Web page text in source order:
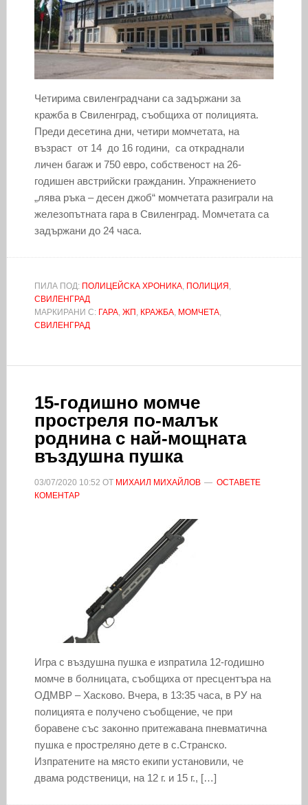
Четирима свиленградчани са задържани за
кражба в Свиленград, съобщиха от полицията.
Преди десетина дни, четири момчетата, на
възраст от 14 до 16 години, са откраднали
личен багаж и 750 евро, собственост на 26-
годишен австрийски гражданин. Упражнението
„лява ръка – десен джоб“ момчетата разиграли на
железопътната гара в Свиленград. Момчетата са
задържани до 24 часа.
ПИЛА ПОД: ПОЛИЦЕЙСКА ХРОНИКА, ПОЛИЦИЯ ,
СВИЛЕНГРАД
МАРКИРАНИ С: ГАРА, ЖП , КРАЖБА, МОМЧЕТА,
СВИЛЕНГРАД
15-годишно момче
простреля по-малък
роднина с най-мощната
въздушна пушка
03/07/2020 10:52 ОТ МИХАИЛ МИХАЙЛОВ
ОСТАВЕТЕ
КОМЕНТАР
Игра с въздушна пушка е изпратила 12-годишно
момче в болницата, съобщиха от пресцентъра на
ОДМВР – Хасково. Вчера, в 13:35 часа, в РУ на
полицията е получено съобщение, че при
боравене със законно притежавана пневматична
пушка е простреляно дете в с.Странско.
Изпратените на място екипи установили, че
двама родственици, на 12 г. и 15 г., […]